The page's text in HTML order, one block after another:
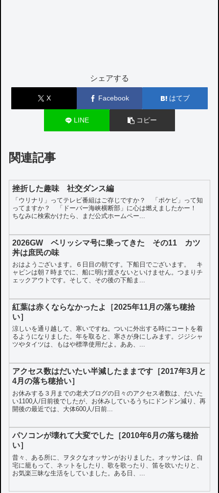
シェアする
X Facebook はてブ
LINE コピー
関連記事
挫折した趣味 社交ダンス編
「ウリナリ」ってテレビ番組はご存じですか？ 「ポケビ」って知
ってますか？ 「ドーバー海峡横断部」に心は燃えましたかー！
ちなみに検索かけたら、まだ公式ホームペー...
2026GW ベリッシマ号に乗ってきた その11 カツ
丼は庶民の味
おはようございます。６日目の朝です。下船日でございます。 キ
ャビンは朝７時までに、船に明け渡さないといけません。つまりチ
ェックアウトです。そして、その後の下船ま...
紅葉は赤くならなかったよ［2025年11月の落ち穂拾
い］
涼しいを通り越して、寒いですね。ついに外出する時にコートを着
るようになりました。年を取ると、寒さが身にしみます。ジジシャ
ツやタイツは、もはや標準使用だよ。ああ、...
アクセス数はだいたい半減したままです［2017年3月と
4月の落ち穂拾い］
お休みする３月までの老犬ブログの日々のアクセス者数は、だいた
い1100人/日前後でしたが、お休みしているうちにドンドン減り、再
開後の最近では、大体600人/日前...
パソコンが壊れて大変でした［2010年6月の落ち穂拾
い］
昔々、ある所に、ヲタクなオッサンがおりました。オッサンは、自
宅に籠もって、ネットをしたり、歌を歌ったり、笛を吹いたりと、
お気楽三昧な生活をしていました。ある日、...